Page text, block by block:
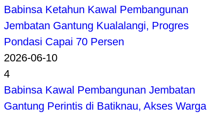
Babinsa Ketahun Kawal Pembangunan
Jembatan Gantung Kualalangi, Progres
Pondasi Capai 70 Persen
2026-06-10
4
Babinsa Kawal Pembangunan Jembatan
Gantung Perintis di Batiknau, Akses Warga